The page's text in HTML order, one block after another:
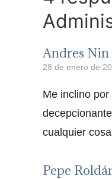
Andres Nin
28 de enero de
Me inclino
cualquier
Pepe